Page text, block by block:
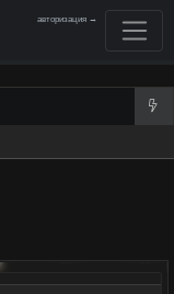
авторизация →